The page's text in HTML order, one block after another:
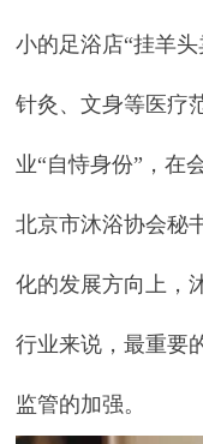
小的足浴店“挂羊
针灸、文身等医疗
业“自恃身份”，在
北京市沐浴协会秘
化的发展方向上，
行业来说，最重要
监管的加强。